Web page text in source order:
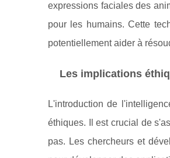
expressions faciales des
pour les humains. Cette
potentiellement aider à
Les implications
L'introduction de
éthiques. Il est crucial de
pas. Les chercheurs et